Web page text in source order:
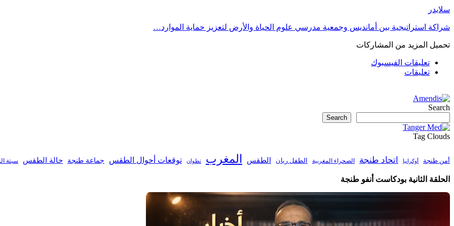
سلايدر
شراكة استراتيجية بين أمانديس وجمعية مدرسي علوم الحياة والأرض لتعزيز حماية الموارد…
تحميل المزيد من المشاركات
تعليقات الفيسبوك
تعليقات
Search
Search
Tag Clouds
أمن طنجة أوكرانيا اتحاد طنجة الصحراء المغربية الطفل ريان الطقس المغرب تطوان توقعات أحوال الطقس جماعة طنجة حالة الطقس سبتة
الحلقة الثانية بودكاست أنفو طنجة